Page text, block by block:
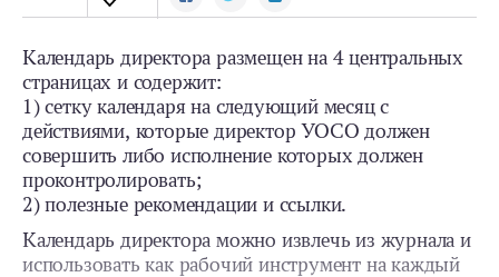
Календарь директора размещен на 4 центральных
страницах и содержит:
1) сетку календаря на следующий месяц с
действиями, которые директор УОСО должен
совершить либо исполнение которых должен
проконтролировать;
2) полезные рекомендации и ссылки.
Календарь директора можно извлечь из журнала и
использовать как рабочий инструмент на каждый